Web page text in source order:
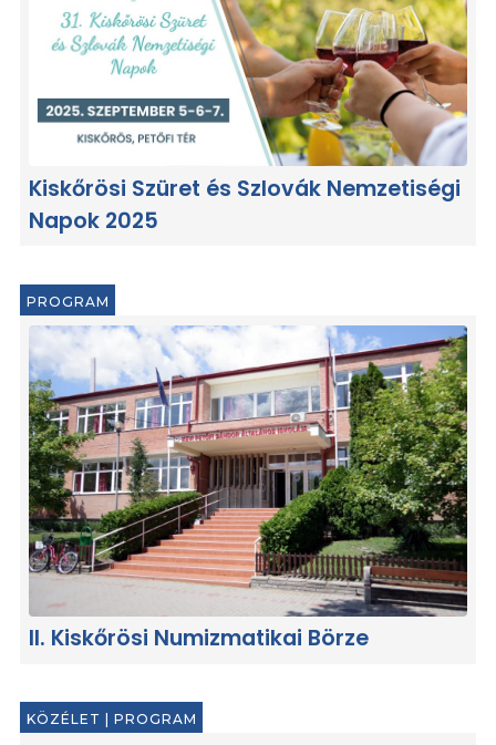
Kiskőrösi Szüret és Szlovák Nemzetiségi
Napok 2025
PROGRAM
II. Kiskőrösi Numizmatikai Börze
KÖZÉLET PROGRAM